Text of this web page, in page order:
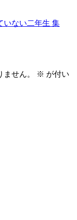
いない二年生 集
せん。 ※ が付い